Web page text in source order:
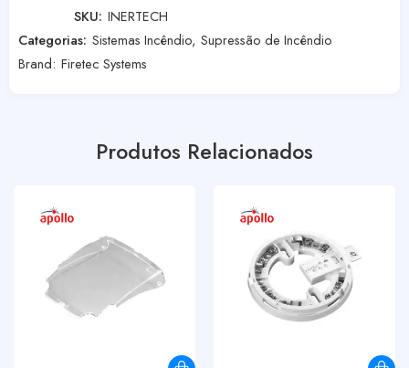
SKU: INERTECH
Categorias: Sistemas Incêndio, Supressão de Incêndio
Brand: Firetec Systems
Produtos Relacionados